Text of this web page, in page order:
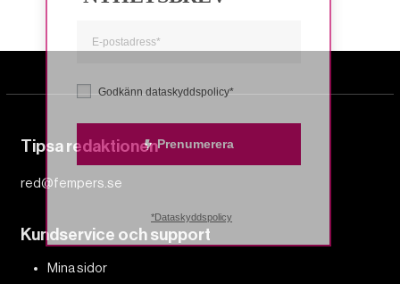
Tipsa redaktionen
red@fempers.se
Kundservice och support
Mina sidor
Godkänn dataskyddspolicy*
Prenumerera
*Dataskyddspolicy